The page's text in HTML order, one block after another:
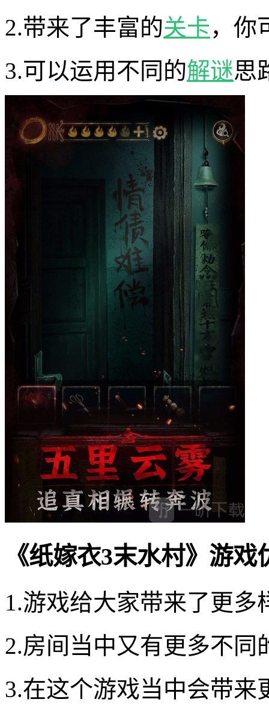
2.带来了丰富的关卡，你
3.可以运用不同的解谜思
《纸嫁衣3末水村》游戏
1.游戏给大家带来了更多
2.房间当中又有更多不同
3.在这个游戏当中会带